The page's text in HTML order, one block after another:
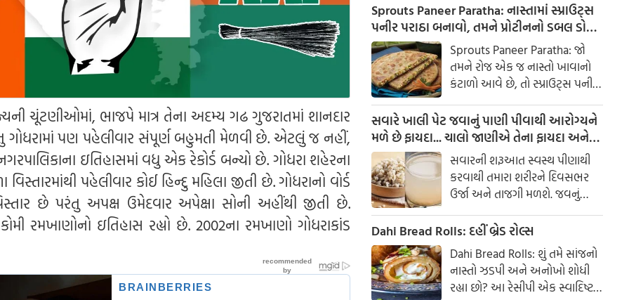
ચૂંટણીઓમાં, ભાજપે માત્ર તેના અદમ્ય ગઢ ગુજરાતમાં શાનદાર
ગોધરામાં પણ પહેલીવાર સંપૂર્ણ બહુમતી મેળવી છે. એટલું જ નહીં,
ઇતિહાસમાં વધુ એક રેકોર્ડ બન્યો છે. ગોધરા શહેરના
પહેલીવાર કોઈ હિન્દુ મહિલા જીતી છે. ગોધરાનો વોર્ડ
છે પરંતુ અપક્ષ ઉમેદવાર અપેક્ષા સોની અહીંથી જીતી છે.
રમખાણોનો ઇતિહાસ રહ્યો છે. 2002ના રમખાણો ગોધરાકાંડ
Sprouts Paneer Paratha: નાસ્તામાં સ્પ્રાઉટ્સ
પનીર પરાઠા બનાવો, તમને પ્રોટીનનો ડબલ ડોઝ
મળશે
Sprouts Paneer Paratha: જો
તમને રોજ એક જ નાસ્તો ખાવાનો
કંટાળો આવે છે, તો સ્પ્રાઉટ્સ પનીર
પરાઠા બનાવવાનો પ્રયાસ કરો. તે
માત્ર સ્વાદિષ્ટ જ નથી પણ તમારા
સ્વાસ્થ્ય માટે અતિ ફાયદાકારક પણ
સવારે ખાલી પેટ જવાનું પાણી પીવાથી આરોગ્યને
મળે છે ફાયદા... ચાલો જાણીએ તેના ફાયદા અને
ઉપયોગ કરવાની યોગ્ય રીતસવારની શરૂઆત સ્વસ્થ પીણાથી
કરવાથી તમારા શરીરને દિવસભર
ઉર્જા અને તાજગી મળશે. જવનું
પાણી એક ઉત્તમ ઘરેલું ઉપાય
માનવામાં આવે છે, જે ખાસ કરીને
ઉનાળામાં ઠંડક આપે છે
Dahi Bread Rolls: દહીં બ્રેડ રોલ્સ
Dahi Bread Rolls: શું તમે સાંજનો
નાસ્તો ઝડપી અને અનોખો શોધી
રહ્યા છો? આ રેસીપી એક સ્વાદિષ્ટ